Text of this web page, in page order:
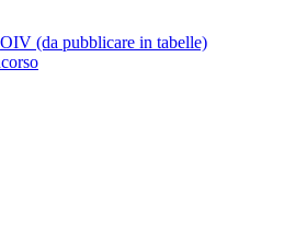
OIV (da pubblicare in tabelle)